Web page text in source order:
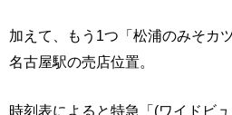
加えて、もう1つ「松浦のみそカ
名古屋駅の売店位置。
時刻表によると特急「(ワイドビ